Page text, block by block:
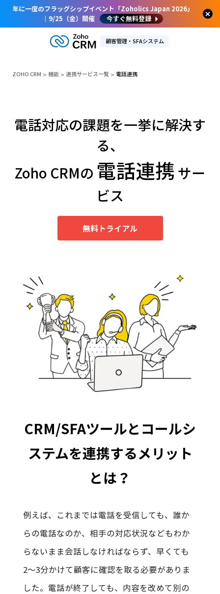
年に一度のフラッグシップイベント「Zoholics Japan 2026」
｜9/25（金）開催
今すぐ無料登録
顧客管理・SFAシステム
ZOHO CRM 機能 連携サービス一覧 電話連携
電話対応の課題を一挙に解決す
る、
Zoho CRMの 電話連携サー
ビス
無料トライアル
CRM/SFAツールとコールシ
ステムを連携するメリット
とは？
例えば、これまでは電話を受信しても、誰か
らの電話なのか、相手の対応状況などもわか
らないまま会話しなければならず、早くても
2〜3分かけて顧客に確認を取る必要がありま
した。電話が終了しても、内容を改めて別の